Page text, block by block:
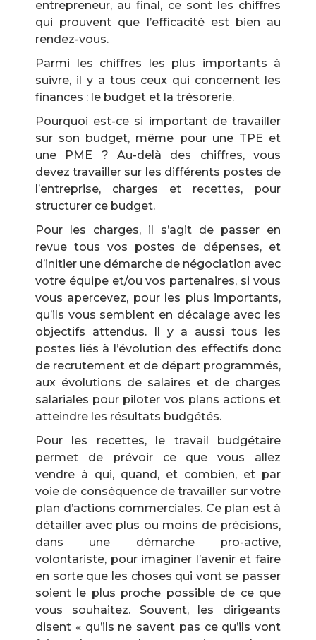
entrepreneur, au final, ce sont les chiffres
qui prouvent que l’efficacité est bien au
rendez-vous.
Parmi les chiffres les plus importants à
suivre, il y a tous ceux qui concernent les
finances : le budget et la trésorerie.
Pourquoi est-ce si important de travailler
sur son budget, même pour une TPE et
une PME ? Au-delà des chiffres, vous
devez travailler sur les différents postes de
l’entreprise, charges et recettes, pour
structurer ce budget.
Pour les charges, il s’agit de passer en
revue tous vos postes de dépenses, et
d’initier une démarche de négociation avec
votre équipe et/ou vos partenaires, si vous
vous apercevez, pour les plus importants,
qu’ils vous semblent en décalage avec les
objectifs attendus. Il y a aussi tous les
postes liés à l’évolution des effectifs donc
de recrutement et de départ programmés,
aux évolutions de salaires et de charges
salariales pour piloter vos plans actions et
atteindre les résultats budgétés.
Pour les recettes, le travail budgétaire
permet de prévoir ce que vous allez
vendre à qui, quand, et combien, et par
voie de conséquence de travailler sur votre
plan d’actionscommerciales. Ce plan est à
détailler avec plus ou moins de précisions,
dans une démarche pro-active,
volontariste, pour imaginer l’avenir et faire
en sorte que les choses qui vont se passer
soient le plus proche possible de ce que
vous souhaitez. Souvent, les dirigeants
disent « qu’ils ne savent pas ce qu’ils vont